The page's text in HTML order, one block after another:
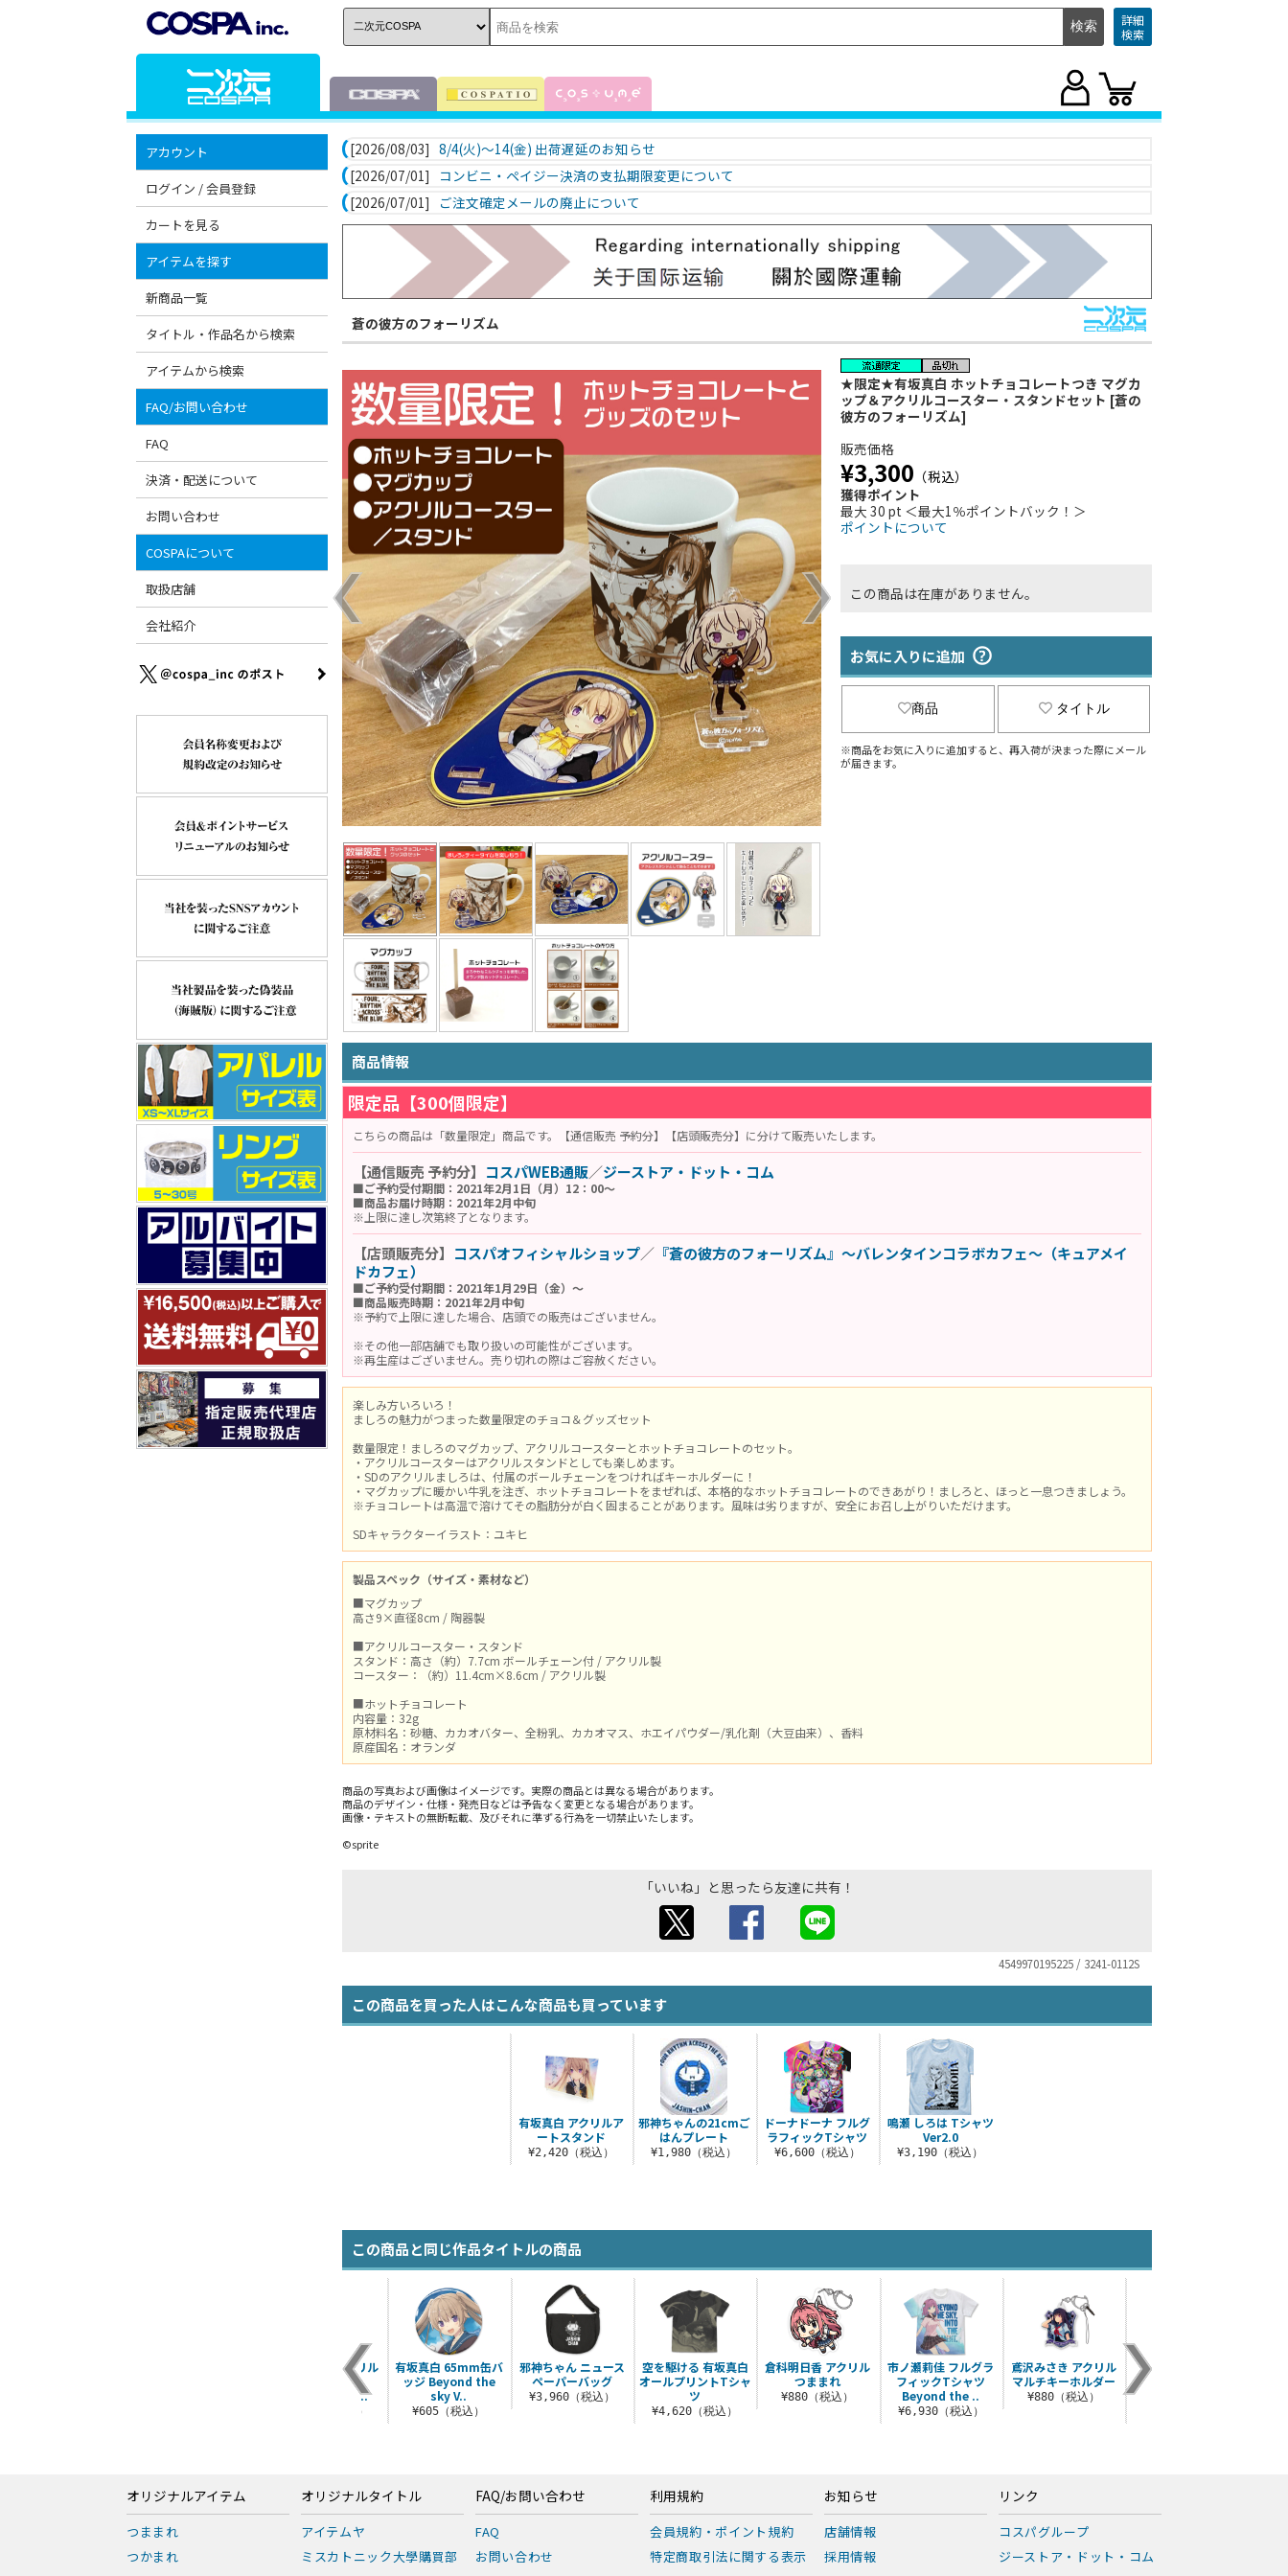
詳細
検索
アカウント
ログイン / 会員登録
カートを見る
アイテムを探す
新商品一覧
タイトル・作品名から検索
アイテムから検索
FAQ/お問い合わせ
FAQ
決済・配送について
お問い合わせ
COSPAについて
取扱店舗
会社紹介
[2026/08/03] 8/4(火)～14(金) 出荷遅延のお知らせ
[2026/07/01]
コンビニ・ペイジー決済の支払期限変更について
[2026/07/01]
ご注文確定メールの廃止について
蒼の彼方のフォーリズム
★限定★有坂真白 ホットチョコレートつき マグカ
ップ＆アクリルコースター・スタンドセット [蒼の
彼方のフォーリズム]
販売価格
¥3,300 （税込）
獲得ポイント
最大 30 pt ＜最大1％ポイントバック！＞
ポイントについて
この商品は在庫がありません。
お気に入りに追加
商品 タイトル
※商品をお気に入りに追加すると、再入荷が決まった際にメール
が届きます。
商品情報
限定品【300個限定】
こちらの商品は「数量限定」商品です。【通信販売 予約分】【店頭販売分】に分けて販売いたします。
【通信販売 予約分】 コスパWEB通販／ジーストア・ドット・コム
■ご予約受付期間：2021年2月1日（月）12：00～
■商品お届け時期：2021年2月中旬
※上限に達し次第終了となります。
【店頭販売分】 コスパオフィシャルショップ／ 『蒼の彼方のフォーリズム』～バレンタインコラボカフェ～（キュアメイ
ドカフェ）
■ご予約受付期間：2021年1月29日（金）～
■商品販売時期：2021年2月中旬
※予約で上限に達した場合、店頭での販売はございません。
※その他一部店舗でも取り扱いの可能性がございます。
※再生産はございません。売り切れの際はご容赦ください。
楽しみ方いろいろ！
ましろの魅力がつまった数量限定のチョコ＆グッズセット
数量限定！ましろのマグカップ、アクリルコースターとホットチョコレートのセット。
・アクリルコースターはアクリルスタンドとしても楽しめます。
・SDのアクリルましろは、付属のボールチェーンをつければキーホルダーに！
・マグカップに暖かい牛乳を注ぎ、ホットチョコレートをまぜれば、本格的なホットチョコレートのできあがり！ましろと、ほっと一息つきましょう。
※チョコレートは高温で溶けてその脂肪分が白く固まることがあります。風味は劣りますが、安全にお召し上がりいただけます。
SDキャラクターイラスト：ユキヒ
製品スペック（サイズ・素材など）
■マグカップ
高さ9×直径8cm / 陶器製
■アクリルコースター・スタンド
スタンド：高さ（約）7.7cm ボールチェーン付 / アクリル製
コースター：（約）11.4cm×8.6cm / アクリル製
■ホットチョコレート
内容量：32g
原材料名：砂糖、カカオバター、全粉乳、カカオマス、ホエイパウダー/乳化剤（大豆由来）、香料
原産国名：オランダ
商品の写真および画像はイメージです。実際の商品とは異なる場合があります。
商品のデザイン・仕様・発売日などは予告なく変更となる場合があります。
画像・テキストの無断転載、及びそれに準ずる行為を一切禁止いたします。
©sprite
「いいね」と思ったら友達に共有！
4549970195225 / 3241-0112S
この商品を買った人はこんな商品も買っています
邪神ちゃんの21cmご
はんプレート
¥1,980（税込）
ドーナドーナ フルグ
ラフィックTシャツ
¥6,600（税込）
鳴瀬 しろは Tシャツ
Ver2.0
¥3,190（税込）
有坂真白 アクリルア
ートスタンド
¥2,420（税込）
この商品と同じ作品タイトルの商品
空を駆ける 有坂真白
オールプリントTシャ
ツ
¥4,620（税込）
倉科明日香 アクリル
つままれ
¥880（税込）
市ノ瀬莉佳 フルグラ
フィックTシャツ
Beyond the ..
¥6,930（税込）
鳶沢みさき アクリル
マルチキーホルダー
¥880（税込）
蒼の彼方のフォーリ
ズム アクリルアート
市ノ瀬莉佳 アクリル
スタンド（大）
Beyond the s..
¥2,530（税込）
有坂真白 65mm缶バ
ッジ Beyond the
sky V..
¥605（税込）
邪神ちゃん ニュース
ペーパーバッグ
¥3,960（税込）
オリジナルアイテム
つままれ
つかまれ
オリジナルタイトル
アイテムヤ
ミスカトニック大學購買部
FAQ/お問い合わせ
FAQ
お問い合わせ
利用規約
会員規約・ポイント規約
特定商取引法に関する表示
お知らせ
店舗情報
採用情報
リンク
コスパグループ
ジーストア・ドット・コム